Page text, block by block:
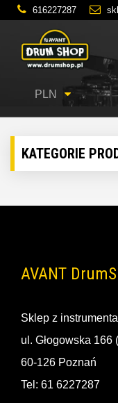
616227287
PLN
KATEGORIE
AVANT
Sklep z
ul. Głogowska
60-126 Poznań
Tel: 61 6227287